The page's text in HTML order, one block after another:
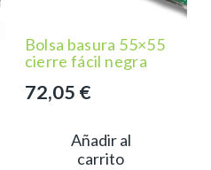
Bolsa basura 55×55
cierre fácil negra
72,05 €
Añadir al
carrito